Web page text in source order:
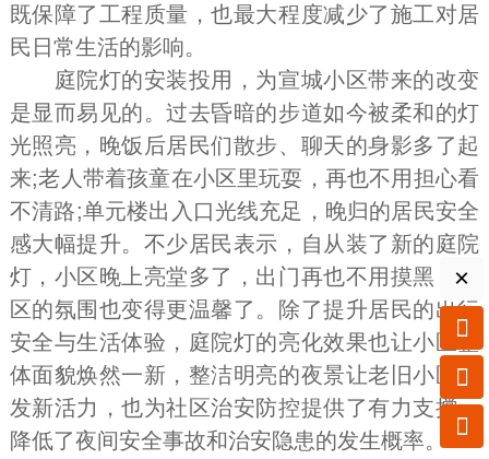
既保障了工程质量，也最大程度减少了施工对居
民日常生活的影响。
庭院灯的安装投用，为宣城小区带来的改变
是显而易见的。过去昏暗的步道如今被柔和的灯
光照亮，晚饭后居民们散步、聊天的身影多了起
来;老人带着孩童在小区里玩耍，再也不用担心看
不清路;单元楼出入口光线充足，晚归的居民安全
感大幅提升。不少居民表示，自从装了新的庭院
灯，小区晚上亮堂多了，出门再也不用摸黑，社
区的氛围也变得更温馨了。除了提升居民的出行
安全与生活体验，庭院灯的亮化效果也让小区整
体面貌焕然一新，整洁明亮的夜景让老旧小区焕
发新活力，也为社区治安防控提供了有力支撑，
降低了夜间安全事故和治安隐患的发生概率。
×


